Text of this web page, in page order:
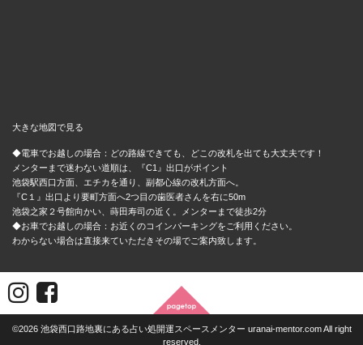
大きな地図で見る
◆電車でお越しの場合：どの路線できても、どこの改札を出ても大丈夫です！
メンターまで迷わない道順は、『C1』出口がポイント
池袋駅西口方面、エチカを通り、副都心線の改札方面へ。
『C１』出口より要町方面へ2つ目の歯医者さんを右に50m
池袋之家２号館向かい、蒔田寿司の近く。メンターまで徒歩2分
◆お車でお越しの場合：お近くのコインパーキングをご利用ください。
わからない場合は直接来ていただきその場でご案内致します。
©2026 池袋西口路地裏にある占い処開運スペースメンター uranai-mentor.com All right
reserved.